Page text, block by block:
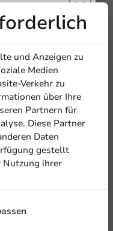
und Anzeigen zu
Medien
Verkehr zu
über Ihre
Partnern für
Diese Partner
Daten
gestellt
Nutzung ihrer
unseren